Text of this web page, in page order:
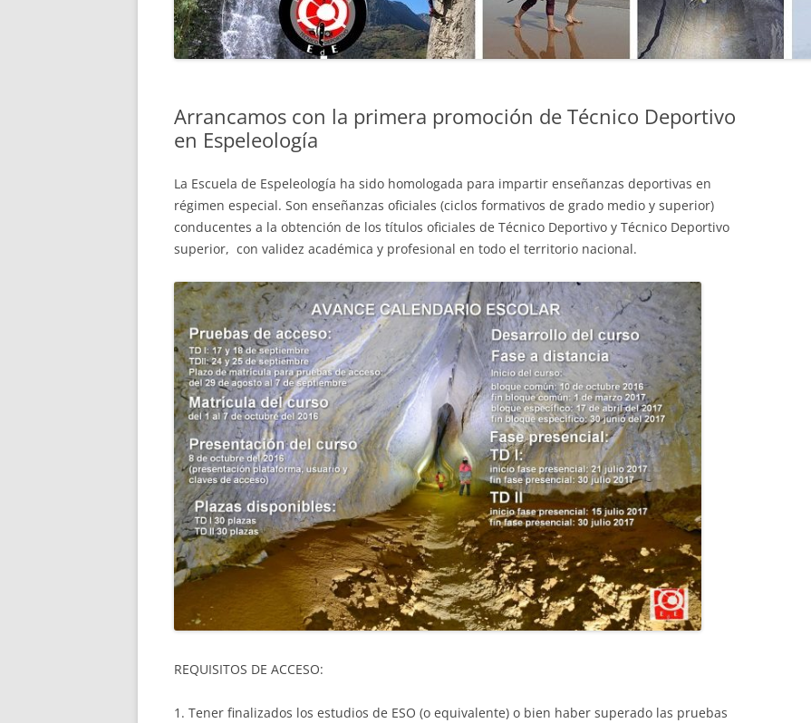
PROTECCIÓN DE DATOSCICLO FINAL EN DESCENSO DE
BARRANCOS
EN MEDIA MONTAÑA
PRUEBAS ESPECÍFICAS DE ACCESO
MIDE ESPELEO
Arrancamos con la primera promoción de Técnico Deportivo
en Espeleología
La Escuela de Espeleología ha sido homologada para impartir enseñanzas deportivas en
régimen especial. Son enseñanzas oficiales (ciclos formativos de grado medio y superior)
conducentes a la obtención de los títulos oficiales de Técnico Deportivo y Técnico Deportivo
superior, con validez académica y profesional en todo el territorio nacional.
REQUISITOS DE ACCESO:
1. Tener finalizados los estudios de ESO (o equivalente) o bien haber superado las pruebas